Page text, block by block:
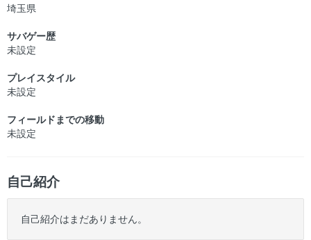
埼玉県
サバゲー歴
未設定
プレイスタイル
未設定
フィールドまでの移動
未設定
自己紹介
自己紹介はまだありません。